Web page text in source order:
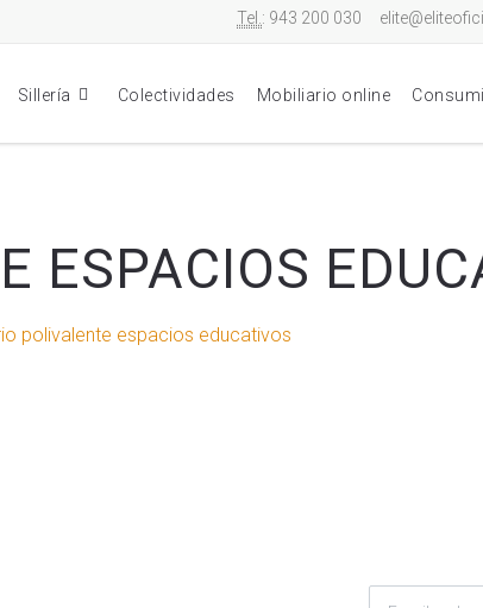
Tel. : 943 200 030
Sillería Colectividades Mobiliario online
ESPACIOS
polivalente espacios educativos